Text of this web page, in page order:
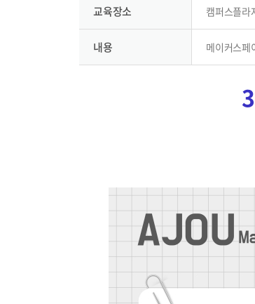
교육장소 캠퍼스플라
내용 메이커스